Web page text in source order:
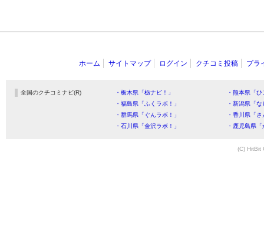
ホーム サイトマップ ログイン クチコミ投稿 プラ
全国のクチコミナビ(R) ・栃木県「栃ナビ！」
・熊本県「
・福島県「ふくラボ！」
・新潟県「
・群馬県「ぐんラボ！」
・香川県「
・石川県「金沢ラボ！」
・鹿児島県
(C) HitBit